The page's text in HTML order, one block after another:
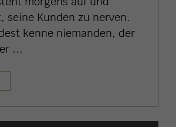
seine Kunden zu nerven.
kenne niemanden, der
...